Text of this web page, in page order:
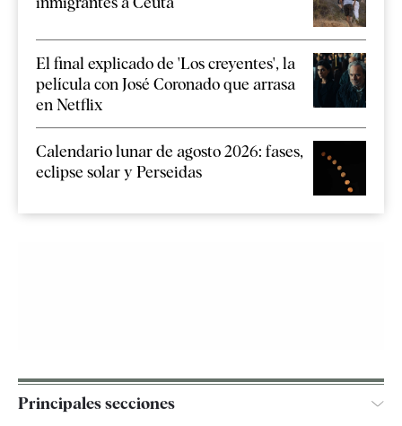
El final explicado de 'Los creyentes', la
película con José Coronado que arrasa
en Netflix
Calendario lunar de agosto 2026: fases,
eclipse solar y Perseidas
Principales secciones